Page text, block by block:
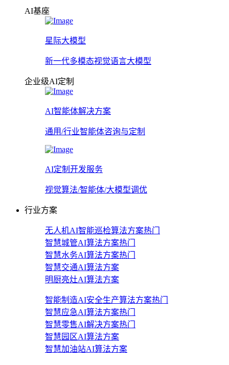
AI基座
星际大模型
新一代多模态视觉语言大模型
企业级AI定制
AI智能体解决方案
通用/行业智能体咨询与定制
AI定制开发服务
视觉算法/智能体/大模型调优
行业方案
无人机AI智能巡检算法方案热门
智慧城管AI算法方案热门
智慧水务AI算法方案热门
智慧交通AI算法方案
明厨亮灶AI算法方案
智能制造AI安全生产算法方案热门
智慧应急AI算法方案热门
智慧零售AI解决方案热门
智慧园区AI算法方案
智慧加油站AI算法方案